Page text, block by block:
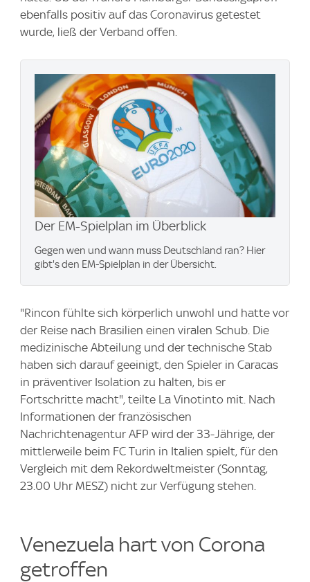
ebenfalls positiv auf das Coronavirus getestet
wurde, ließ der Verband offen.
Der EM-Spielplan im Überblick
Gegen wen und wann muss Deutschland ran? Hier
gibt's den EM-Spielplan in der Übersicht.
"Rincon fühlte sich körperlich unwohl und hatte vor
der Reise nach Brasilien einen viralen Schub. Die
medizinische Abteilung und der technische Stab
haben sich darauf geeinigt, den Spieler in Caracas
in präventiver Isolation zu halten, bis er
Fortschritte macht", teilte La Vinotinto mit. Nach
Informationen der französischen
Nachrichtenagentur AFP wird der 33-Jährige, der
mittlerweile beim FC Turin in Italien spielt, für den
Vergleich mit dem Rekordweltmeister (Sonntag,
23.00 Uhr MESZ) nicht zur Verfügung stehen.
Venezuela hart von Corona
getroffen